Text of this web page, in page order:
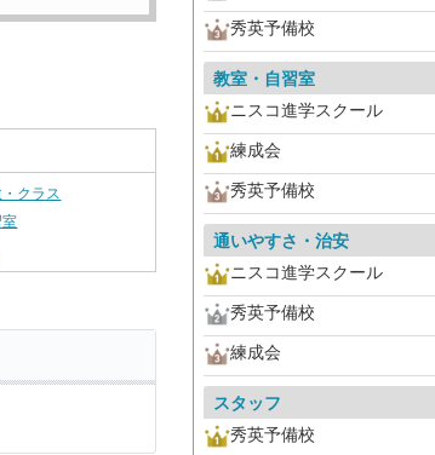
クラス
秀英予備校
教室・自習室
ニスコ進学スクール
練成会
秀英予備校
通いやすさ・治安
ニスコ進学スクール
秀英予備校
練成会
スタッフ
秀英予備校